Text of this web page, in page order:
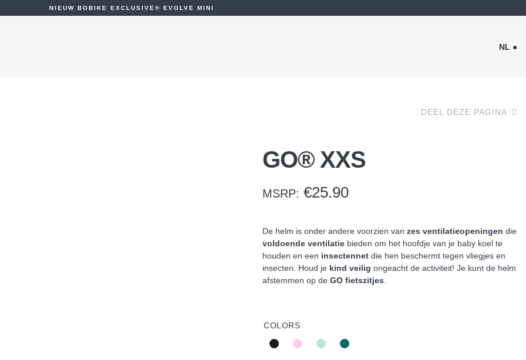
NIEUW BOBIKE EXCLUSIVE® EVOLVE MINI
NL ●
DEEL DEZE PAGINA
GO® XXS
MSRP: €25.90
De helm is onder andere voorzien vanzes ventilatieopeningen die
voldoende ventilatie bieden om het hoofdje van je baby koel te
houden en een insectennet die hen beschermt tegen vliegjes en
insecten. Houd je kind veilig ongeacht de activiteit! Je kunt de helm
afstemmen op deGO fietszitjes
COLORS